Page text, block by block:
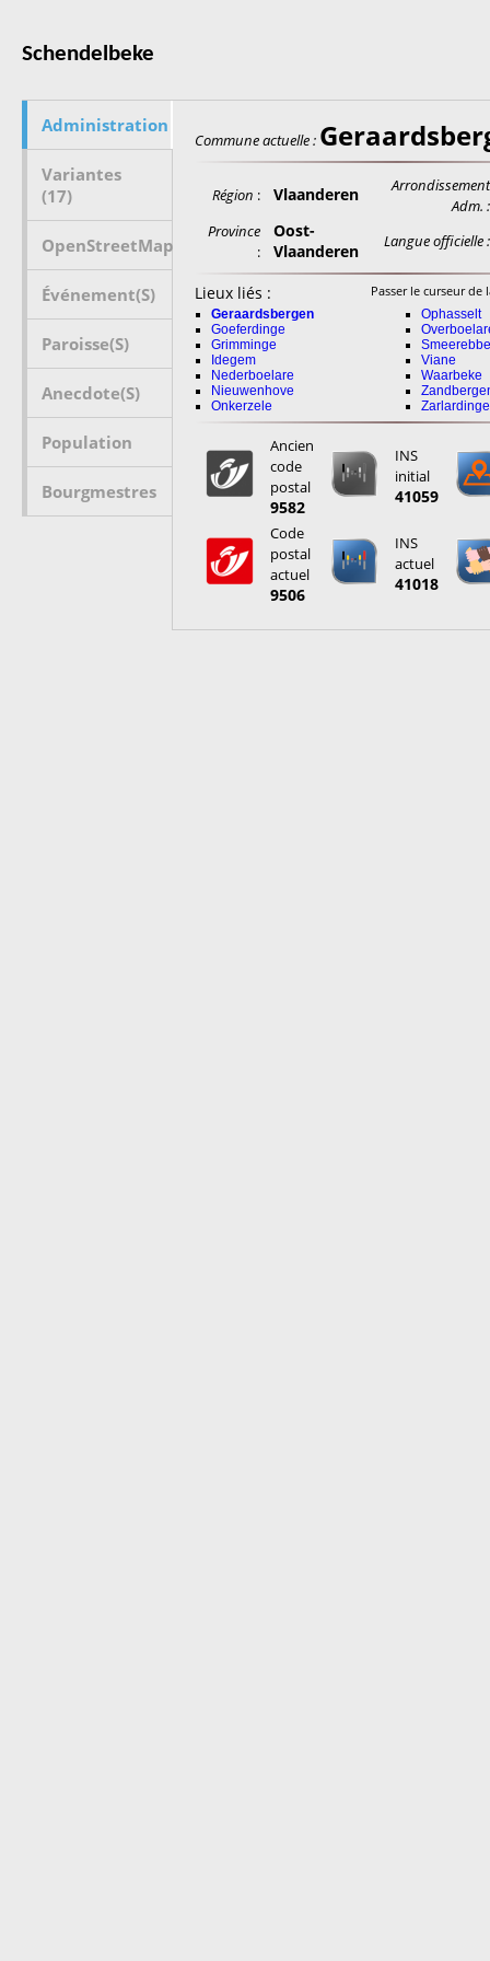
Schendelbeke
Administration
Variantes
(17)
OpenStreetMap
Événement(s)
Paroisse(s)
Anecdote(s)
Population
Bourgmestres
Commune actuelle :
Région : Vlaanderen
Arrondissement
Adm. :
Province
:
Oost-
Vlaanderen
Langue officielle :
Lieux liés : Passer le curseur
Geraardsbergen
Goeferdinge
Grimminge
Idegem
Nederboelare
Nieuwenhove
Onkerzele
Ophasselt
Viane
Waarbeke
Zarlardinge
Ancien
code
postal
9582
INS
initial
41059
Code
postal
actuel
9506
INS
actuel
41018